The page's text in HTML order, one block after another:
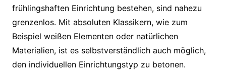
frühlingshaften Einrichtung bestehen, sind nahezu
grenzenlos. Mit absoluten Klassikern, wie zum
Beispiel weißen Elementen oder natürlichen
Materialien, ist es selbstverständlich auch möglich,
den individuellen Einrichtungstyp zu betonen.